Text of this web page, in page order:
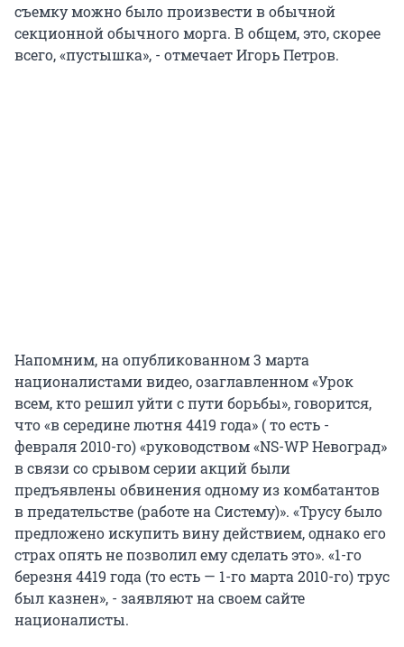
съемку можно было произвести в обычной
секционной обычного морга. В общем, это, скорее
всего, «пустышка», - отмечает Игорь Петров.
Напомним, на опубликованном 3 марта
националистами видео, озаглавленном «Урок
всем, кто решил уйти с пути борьбы», говорится,
что «в середине лютня 4419 года» ( то есть -
февраля 2010-го) «руководством «NS-WP Невоград»
в связи со срывом серии акций были
предъявлены обвинения одному из комбатантов
в предательстве (работе на Систему)». «Трусу было
предложено искупить вину действием, однако его
страх опять не позволил ему сделать это». «1-го
березня 4419 года (то есть — 1-го марта 2010-го) трус
был казнен», - заявляют на своем сайте
националисты.